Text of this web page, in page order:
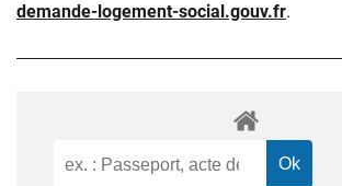
demande-logement-social.gouv.fr.